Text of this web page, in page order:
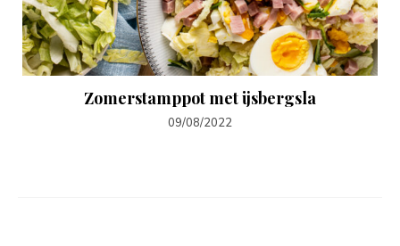
Zomerstamppot met ijsbergsla
09/08/2022